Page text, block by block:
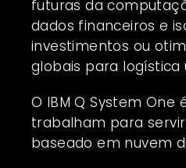
futuras da
dados financeiros e
investimentos ou
globais para logística
O IBM Q System
trabalham para
baseado em nuvem